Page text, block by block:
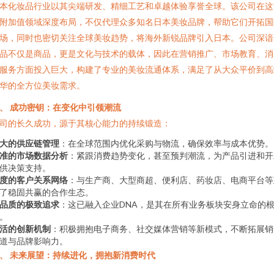
化妆品行业以其尖端研发、精细工艺和卓越体验享誉全球。该公司在
加值领域深度布局，不仅代理众多知名日本美妆品牌，帮助它们开拓
，同时也密切关注全球美妆趋势，将海外新锐品牌引入日本。公司深
不仅是商品，更是文化与技术的载体，因此在营销推广、市场教育、
务方面投入巨大，构建了专业的美妆流通体系，满足了从大众平价到
的全方位美妆需求。
成功密钥：在变化中引领潮流
的长久成功，源于其核心能力的持续锻造：
的供应链管理 ：在全球范围内优化采购与物流，确保效率与成本优势。
的市场数据分析 ：紧跟消费趋势变化，甚至预判潮流，为产品引进和
决策支持。
的客户关系网络 ：与生产商、大型商超、便利店、药妆店、电商平台
稳固共赢的合作生态。
质的极致追求 ：这已融入企业DNA，是其在所有业务板块安身立命的根
的创新机制 ：积极拥抱电子商务、社交媒体营销等新模式，不断拓展
与品牌影响力。
未来展望：持续进化，拥抱新消费时代